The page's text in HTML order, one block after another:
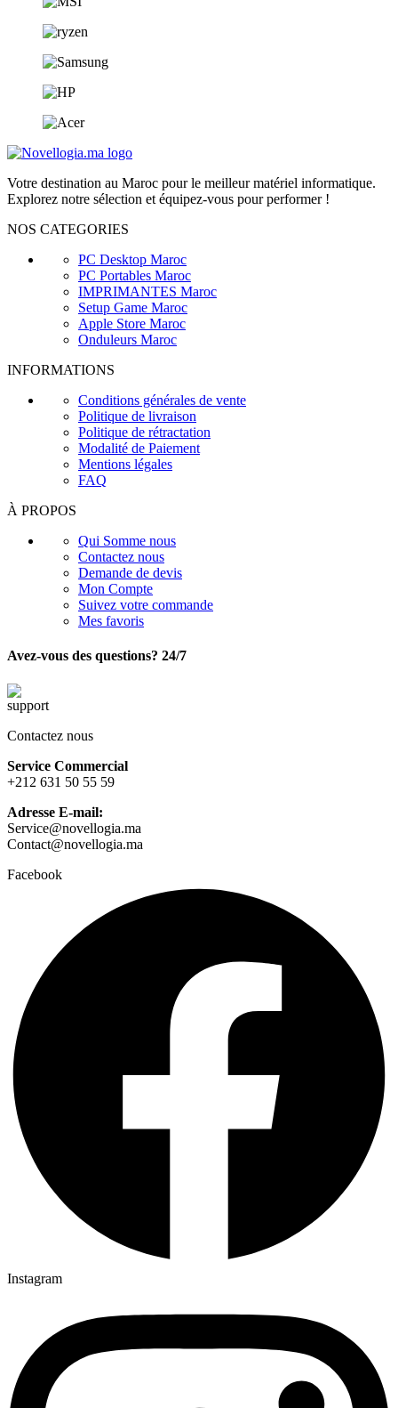
Votre destination au Maroc pour le meilleur matériel informatique.
Explorez notre sélection et équipez-vous pour performer !
NOS CATEGORIES
PC Desktop Maroc
PC Portables Maroc
IMPRIMANTES Maroc
Setup Game Maroc
Apple Store Maroc
Onduleurs Maroc
INFORMATIONS
Conditions générales de vente
Politique de livraison
Politique de rétractation
Modalité de Paiement
Mentions légales
FAQ
À PROPOS
Qui Somme nous
Contactez nous
Demande de devis
Mon Compte
Suivez votre commande
Mes favoris
Avez-vous des questions? 24/7
Contactez nous
Service Commercial
+212 631 50 55 59
Adresse E-mail:
Service@novellogia.ma
Contact@novellogia.ma
Facebook
Instagram